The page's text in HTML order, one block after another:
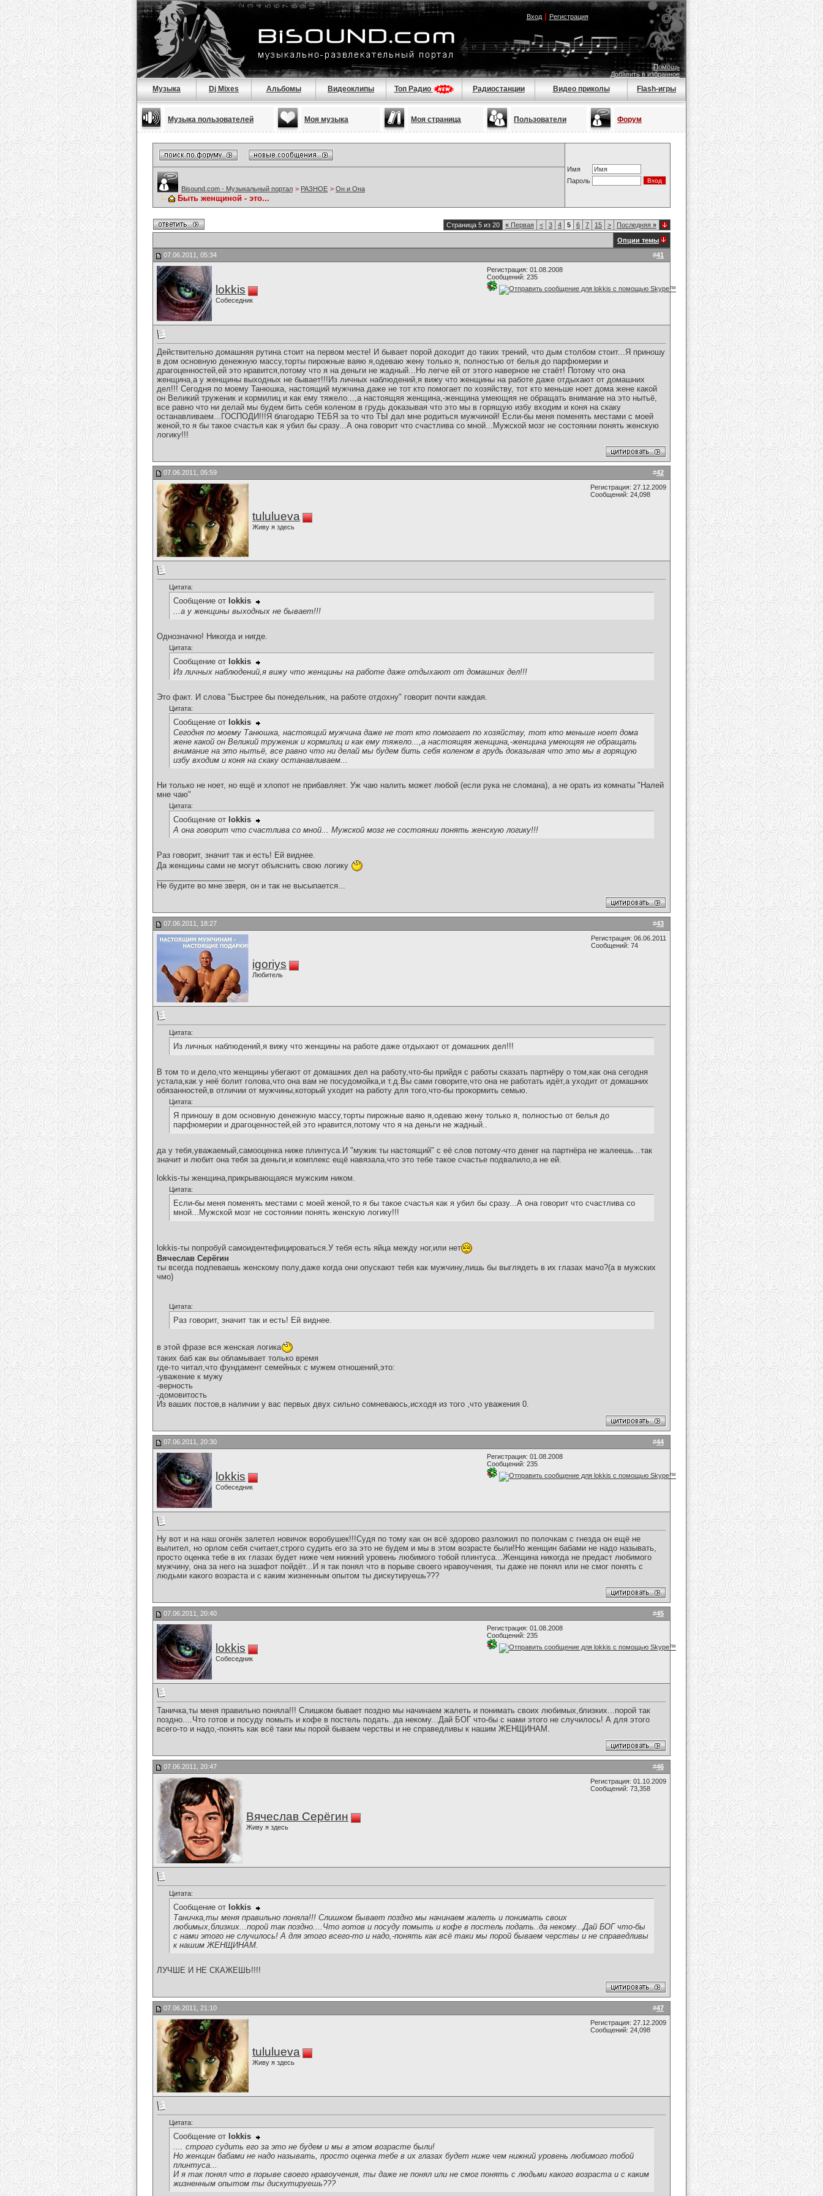
Вход| Регистрация
Помощь
Добавить в избранное
Музыка Dj Mixes Альбомы Видеоклипы Топ Радио Радиостанции Видео приколы Flash-игры
Музыка пользователей Моя музыка Моя страница Пользователи Форум
Имя
Пароль
Bisound.com - Музыкальный портал > РАЗНОЕ > Он и Она
Быть женщиной - это...
Страница 5 из 20 « Первая < 3 4 5 6 7 15 > Последняя »
Опции темы
#41
07.06.2011, 05:34
lokkis
Собеседник
Регистрация: 01.08.2008
Сообщений: 235
Действительно домашняя рутина стоит на первом месте! И бывает порой доходит до таких трений, что дым столбом стоит...Я приношу
в дом основную денежную массу,торты пирожные ваяю я,одеваю жену только я, полностью от белья до парфюмерии и
драгоценностей,ей это нравится,потому что я на деньги не жадный...Но легче ей от этого наверное не стаёт! Потому что она
женщина,а у женщины выходных не бывает!!!Из личных наблюдений,я вижу что женщины на работе даже отдыхают от домашних
дел!!! Сегодня по моему Танюшка, настоящий мужчина даже не тот кто помогает по хозяйству, тот кто меньше ноет дома жене какой
он Великий труженик и кормилиц и как ему тяжело...,а настоящяя женщина,-женщина умеющяя не обращать внимание на это нытьё,
все равно что ни делай мы будем бить себя коленом в грудь доказывая что это мы в горящую избу входим и коня на скаку
останавливаем...ГОСПОДИ!!!Я благодарю ТЕБЯ за то что ТЫ дал мне родиться мужчиной! Если-бы меня поменять местами с моей
женой,то я бы такое счастья как я убил бы сразу...А она говорит что счастлива со мной...Мужской мозг не состоянии понять женскую
логику!!!
#42
07.06.2011, 05:59
tululueva
Живу я здесь
Регистрация: 27.12.2009
Сообщений: 24,098
Цитата:
Сообщение от lokkis
...а у женщины выходных не бывает!!!
Однозначно! Никогда и нигде.
Цитата:
Сообщение от lokkis
Из личных наблюдений,я вижу что женщины на работе даже отдыхают от домашних дел!!!
Это факт. И слова "Быстрее бы понедельник, на работе отдохну" говорит почти каждая.
Цитата:
Сообщение от lokkis
Сегодня по моему Танюшка, настоящий мужчина даже не тот кто помогает по хозяйству, тот кто меньше ноет дома
жене какой он Великий труженик и кормилиц и как ему тяжело...,а настоящяя женщина,-женщина умеющяя не обращать
внимание на это нытьё, все равно что ни делай мы будем бить себя коленом в грудь доказывая что это мы в горящую
избу входим и коня на скаку останавливаем...
Ни только не ноет, но ещё и хлопот не прибавляет. Уж чаю налить может любой (если рука не сломана), а не орать из комнаты "Налей
мне чаю"
Цитата:
Сообщение от lokkis
А она говорит что счастлива со мной... Мужской мозг не состоянии понять женскую логику!!!
Раз говорит, значит так и есть! Ей виднее.
Да женщины сами не могут объяснить свою логику
Не будите во мне зверя, он и так не высыпается...
#43
07.06.2011, 18:27
igoriys
Любитель
Регистрация: 06.06.2011
Сообщений: 74
Цитата:
Из личных наблюдений,я вижу что женщины на работе даже отдыхают от домашних дел!!!
В том то и дело,что женщины убегают от домашних дел на работу,что-бы прийдя с работы сказать партнёру о том,как она сегодня
устала,как у неё болит голова,что она вам не посудомойка,и т.д.Вы сами говорите,что она не работать идёт,а уходит от домашних
обязанностей,в отличии от мужчины,который уходит на работу для того,что-бы прокормить семью.
Цитата:
Я приношу в дом основную денежную массу,торты пирожные ваяю я,одеваю жену только я, полностью от белья до
парфюмерии и драгоценностей,ей это нравится,потому что я на деньги не жадный..
да у тебя,уважаемый,самооценка ниже плинтуса.И "мужик ты настоящий" с её слов потому-что денег на партнёра не жалеешь...так
значит и любит она тебя за деньги,и комплекс ещё навязала,что это тебе такое счастье подвалило,а не ей.
lokkis-ты женщина,прикрывающаяся мужским ником.
Цитата:
Если-бы меня поменять местами с моей женой,то я бы такое счастья как я убил бы сразу...А она говорит что счастлива со
мной...Мужской мозг не состоянии понять женскую логику!!!
lokkis-ты попробуй самоидентефицироваться.У тебя есть яйца между ног,или нет
Вячеслав Серёгин
ты всегда подпеваешь женскому полу,даже когда они опускают тебя как мужчину,лишь бы выглядеть в их глазах мачо?(а в мужских
чмо)
Цитата:
Раз говорит, значит так и есть! Ей виднее.
в этой фразе вся женская логика
таких баб как вы обламывает только время
где-то читал,что фундамент семейных с мужем отношений,это:
-уважение к мужу
-верность
-домовитость
Из ваших постов,в наличии у вас первых двух сильно сомневаюсь,исходя из того ,что уважения 0.
#44
07.06.2011, 20:30
lokkis
Собеседник
Регистрация: 01.08.2008
Сообщений: 235
Ну вот и на наш огонёк залетел новичок воробушек!!!Судя по тому как он всё здорово разложил по полочкам с гнезда он ещё не
вылител, но орлом себя считает,строго судить его за это не будем и мы в этом возрасте были!Но женщин бабами не надо называть,
просто оценка тебе в их глазах будет ниже чем нижний уровень любимого тобой плинтуса...Женщина никогда не предаст любимого
мужчину, она за него на эшафот пойдёт...И я так понял что в порыве своего нравоучения, ты даже не понял или не смог понять с
людьми какого возраста и с каким жизненным опытом ты дискутируешь???
#45
07.06.2011, 20:40
lokkis
Собеседник
Регистрация: 01.08.2008
Сообщений: 235
Таничка,ты меня правильно поняла!!! Слишком бывает поздно мы начинаем жалеть и понимать своих любимых,близких...порой так
поздно....Что готов и посуду помыть и кофе в постель подать..да некому...Дай БОГ что-бы с нами этого не случилось! А для этого
всего-то и надо,-понять как всё таки мы порой бываем черствы и не справедливы к нашим ЖЕНЩИНАМ.
#46
07.06.2011, 20:47
Вячеслав Серёгин
Живу я здесь
Регистрация: 01.10.2009
Сообщений: 73,358
Цитата:
Сообщение от lokkis
Таничка,ты меня правильно поняла!!! Слишком бывает поздно мы начинаем жалеть и понимать своих
любимых,близких...порой так поздно....Что готов и посуду помыть и кофе в постель подать..да некому...Дай БОГ что-бы
с нами этого не случилось! А для этого всего-то и надо,-понять как всё таки мы порой бываем черствы и не справедливы
к нашим ЖЕНЩИНАМ.
ЛУЧШЕ И НЕ СКАЖЕШЬ!!!!
#47
07.06.2011, 21:10
tululueva
Живу я здесь
Регистрация: 27.12.2009
Сообщений: 24,098
Цитата:
Сообщение от lokkis
.... строго судить его за это не будем и мы в этом возрасте были!
Но женщин бабами не надо называть, просто оценка тебе в их глазах будет ниже чем нижний уровень любимого тобой
плинтуса...
И я так понял что в порыве своего нравоучения, ты даже не понял или не смог понять с людьми какого возраста и с каким
жизненным опытом ты дискутируешь???